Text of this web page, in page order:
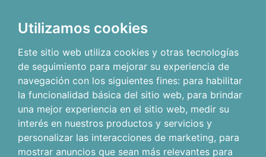
Utilizamos cookies
Este sitio web utiliza cookies y otras tecnologías
de seguimiento para mejorar su experiencia de
navegación con los siguientes fines: para habilitar
la funcionalidad básica del sitio web, para brindar
una mejor experiencia en el sitio web, medir su
interés en nuestros productos y servicios y
personalizar las interacciones de marketing, para
mostrar anuncios que sean más relevantes para